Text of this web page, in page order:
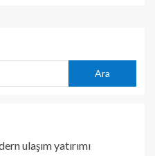
Ara
ulaşım yatırımı